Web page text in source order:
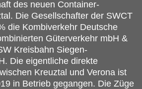
des neuen Container-
Die Gesellschafter der SWCT
die Kombiverkehr Deutsche
Güterverkehr mbH &
Kreisbahn Siegen-
Die eigentliche direkte
Kreuztal und Verona ist
in Betrieb gegangen. Die Züge